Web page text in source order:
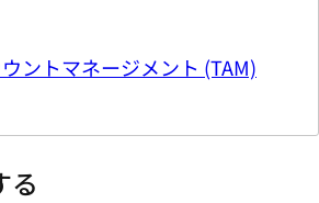
ントマネージメント (TAM)
る